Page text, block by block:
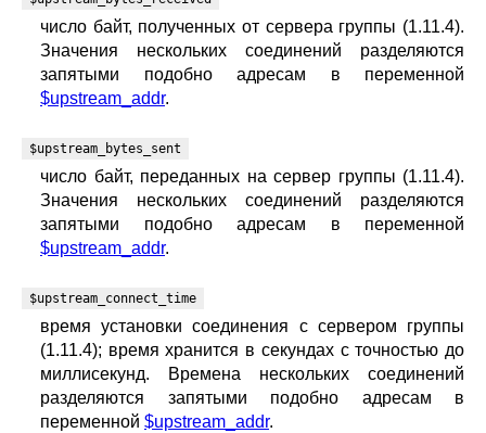
число байт, полученных от сервера группы (1.11.4).
Значения нескольких соединений разделяются
запятыми подобно адресам в переменной
$upstream_addr.
$upstream_bytes_sent
число байт, переданных на сервер группы (1.11.4).
Значения нескольких соединений разделяются
запятыми подобно адресам в переменной
$upstream_addr.
$upstream_connect_time
время установки соединения с сервером группы
(1.11.4); время хранится в секундах с точностью до
миллисекунд. Времена нескольких соединений
разделяются запятыми подобно адресам в
переменной $upstream_addr.